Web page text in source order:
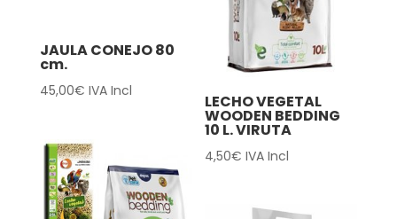
JAULA CONEJO 80
cm.
45,00€ IVA Incl
LECHO VEGETAL
WOODEN BEDDING
10 L. VIRUTA
4,50€ IVA Incl